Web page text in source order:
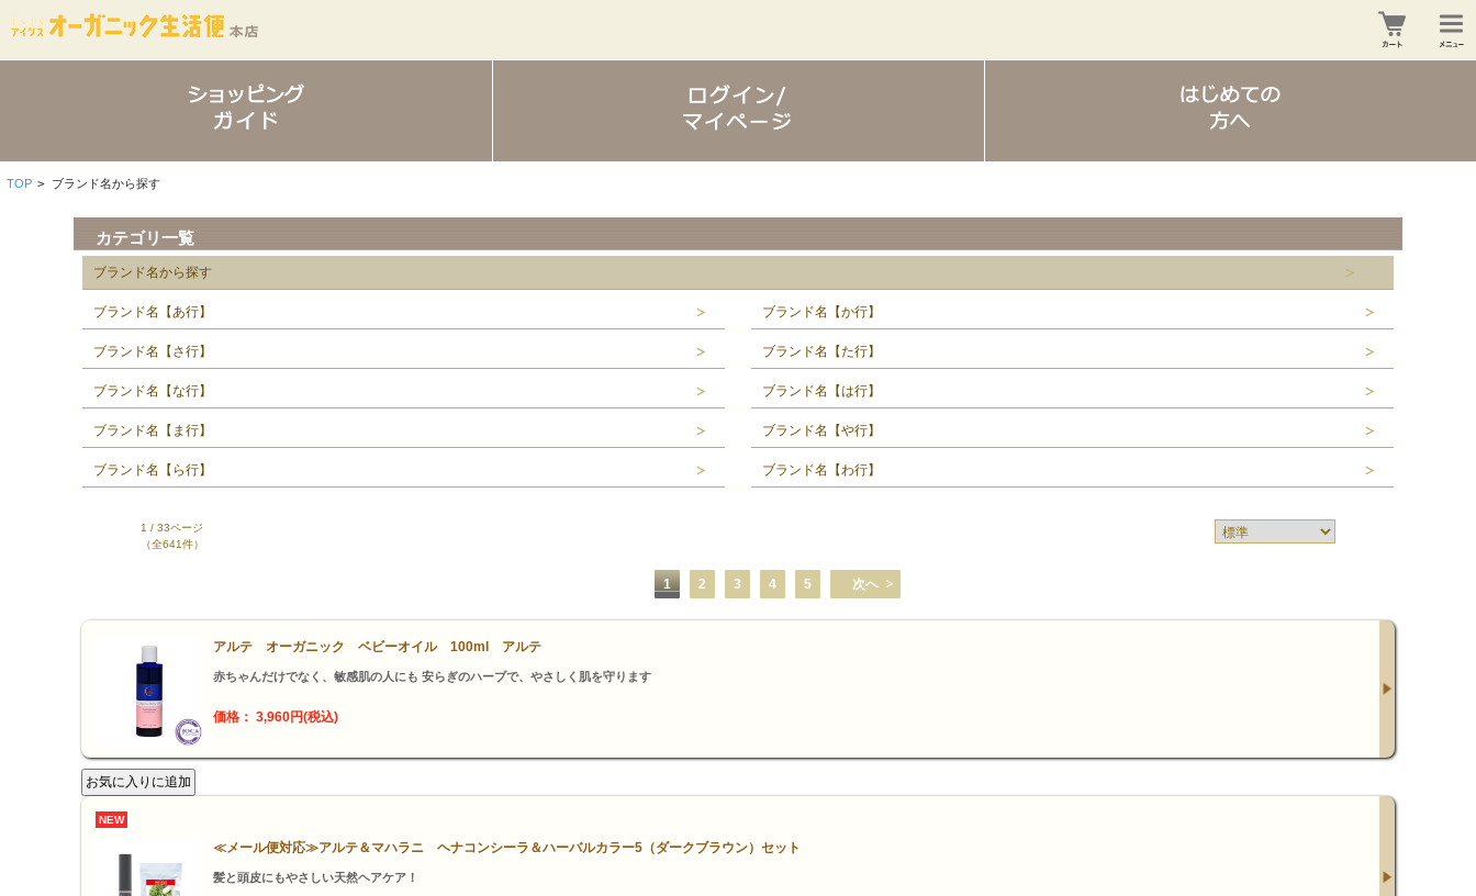
TOP > ブランド名から探す
カテゴリ一覧
ブランド名から探す
ブランド名【あ行】
ブランド名【さ行】
ブランド名【な行】
ブランド名【ま行】
ブランド名【ら行】
ブランド名【か行】
ブランド名【た行】
ブランド名【は行】
ブランド名【や行】
ブランド名【わ行】
1 / 33ページ
（全641件）
1 2 3 4 5 次へ
アルテ オーガニック ベビーオイル 100ml アルテ
赤ちゃんだけでなく、敏感肌の人にも 安らぎのハーブで、やさしく肌を守ります
価格： 3,960円(税込)
NEW
≪メール便対応≫アルテ＆マハラニ ヘナコンシーラ＆ハーバルカラー5（ダークブラウン）セット
髪と頭皮にもやさしい天然ヘアケア！